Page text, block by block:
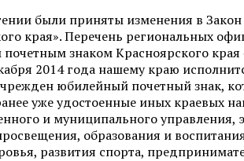
были приняты изменения в
края». Перечень региональных
знаком Красноярского края
2014 года нашему краю
юбилейный почетный знак,
уже удостоенные иных краевых
и муниципального управления,
образования и
развития спорта,